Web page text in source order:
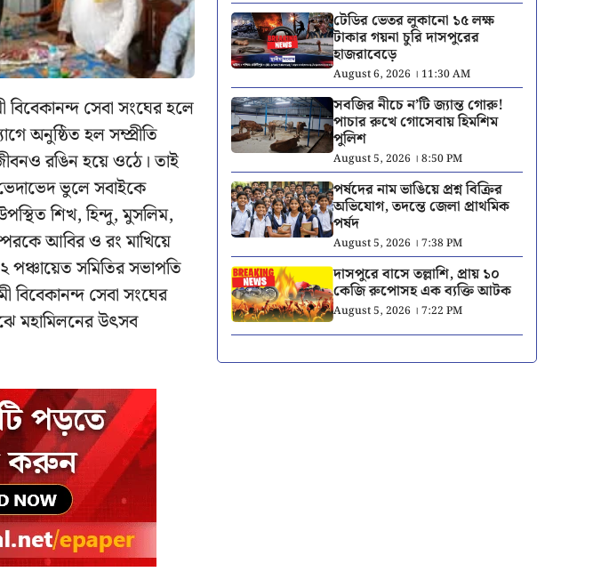
বিবেকানন্দ সেবা সংঘের হলে
অনুষ্ঠিত হল সম্প্রীতি
রঙিন হয়ে ওঠে। তাই
ভুলে সবাইকে
শিখ, হিন্দু, মুসলিম,
আবির ও রং মাখিয়ে
পঞ্চায়েত সমিতির সভাপতি
সেবা সংঘের
মহামিলনের উৎসব
টেডির ভেতর লুকানো ১৫ লক্ষ
টাকার গয়না চুরি দাসপুরের
হাজরাবেড়ে
August 6, 2026 । 11:30 AM
সবজির নীচে ন’টি জ্যান্ত গোরু!
পাচার রুখে গোসেবায় হিমশিম
পুলিশ
August 5, 2026 । 8:50 PM
পর্ষদের নাম ভাঙিয়ে প্রশ্ন বিক্রির
অভিযোগ, তদন্তে জেলা প্রাথমিক
পর্ষদ
August 5, 2026 । 7:38 PM
দাসপুরে বাসে তল্লাশি, প্রায় ১০
কেজি রুপোসহ এক ব্যক্তি আটক
August 5, 2026 । 7:22 PM